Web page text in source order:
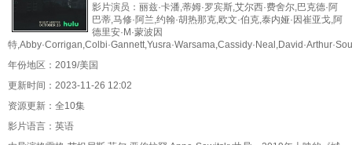
影片演员：丽兹·卡潘,蒂姆·罗宾斯,艾尔西·费舍尔,巴克德·阿
巴蒂,马修·阿兰,约翰·胡热那克,欧文·伯克,泰内娅·因崔亚戈,阿
德里安·M·蒙波因
特
年份地区：2019/美国
更新时间：2023-11-26 12:02
资源更新：全10集
影片语言：英语